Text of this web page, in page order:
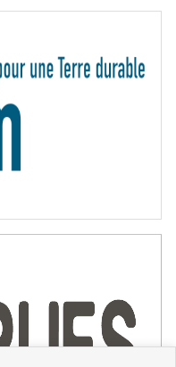
R
T
É